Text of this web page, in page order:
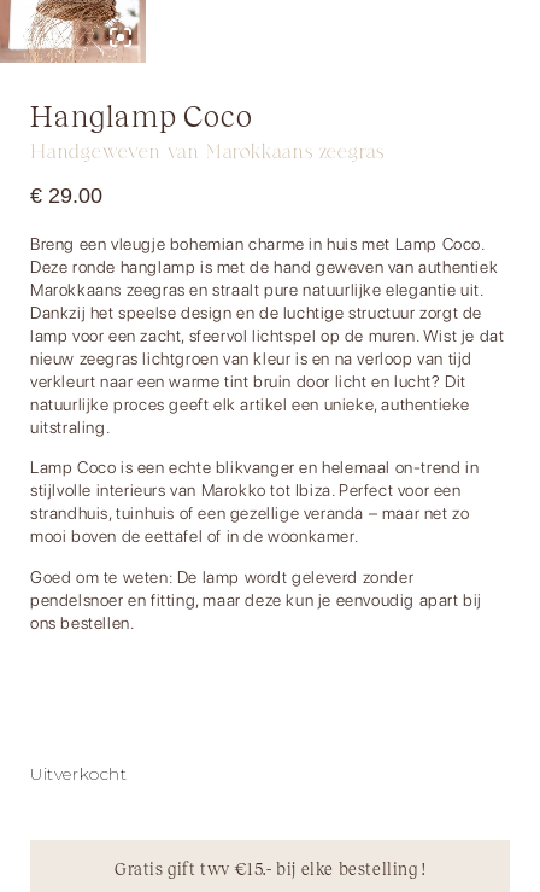
Hanglamp Coco
Handgeweven van Marokkaans zeegras
€ 29.00
Breng een vleugje bohemian charme in huis met Lamp Coco.
Deze ronde hanglamp is met de hand geweven van authentiek
Marokkaans zeegras en straalt pure natuurlijke elegantie uit.
Dankzij het speelse design en de luchtige structuur zorgt de
lamp voor een zacht, sfeervol lichtspel op de muren. Wist je dat
nieuw zeegras lichtgroen van kleur is en na verloop van tijd
verkleurt naar een warme tint bruin door licht en lucht? Dit
natuurlijke proces geeft elk artikel een unieke, authentieke
uitstraling.
Lamp Coco is een echte blikvanger en helemaal on-trend in
stijlvolle interieurs van Marokko tot Ibiza. Perfect voor een
strandhuis, tuinhuis of een gezellige veranda – maar net zo
mooi boven de eettafel of in de woonkamer.
Goed om te weten: De lamp wordt geleverd zonder
pendelsnoer en fitting, maar deze kun je eenvoudig apart bij
ons bestellen.
Uitverkocht
Gratis gift twv €15.- bij elke bestelling !